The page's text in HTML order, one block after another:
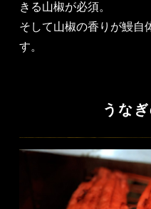
きる山椒が必須。
そして山椒の香りが鰻自
す。
うな